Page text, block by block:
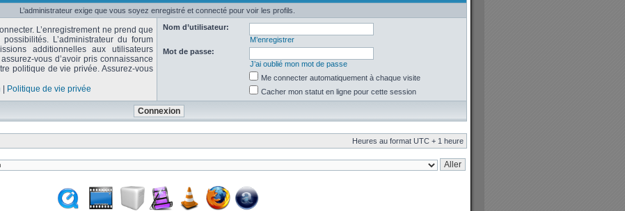
L’administrateur exige que vous soyez enregistré et connecté pour voir les profils.
L’enregistrement ne prend que
L’administrateur du forum
additionnelles aux utilisateurs
vous d’avoir pris connaissance
politique de vie privée. Assurez-vous
Politique de vie privée
Nom d’utilisateur:
M’enregistrer
Mot de passe:
J’ai oublié mon mot de passe
Me connecter automatiquement à chaque visite
Cacher mon statut en ligne pour cette session
Heures au format UTC + 1 heure